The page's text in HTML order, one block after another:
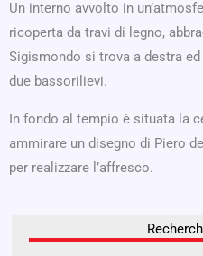
Un interno avvolto in
ricoperta da travi di legno,
Sigismondo si trova a destra
due bassorilievi.
In fondo al tempio è situata la
ammirare un disegno di Piero
per realizzare l’affresco.